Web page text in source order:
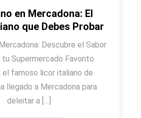
en Mercadona: El
que Debes Probar
Descubre el Sabor
tu Supermercado Favorito
el famoso licor italiano de
llegado a Mercadona para
deleitar a […]